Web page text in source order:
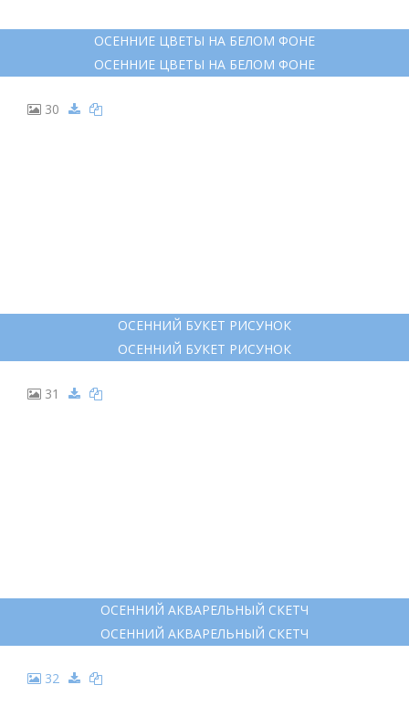
ОСЕННИЕ ЦВЕТЫ НА БЕЛОМ ФОНЕ
ОСЕННИЕ ЦВЕТЫ НА БЕЛОМ ФОНЕ
30
ОСЕННИЙ БУКЕТ РИСУНОК
ОСЕННИЙ БУКЕТ РИСУНОК
31
ОСЕННИЙ АКВАРЕЛЬНЫЙ СКЕТЧ
ОСЕННИЙ АКВАРЕЛЬНЫЙ СКЕТЧ
32